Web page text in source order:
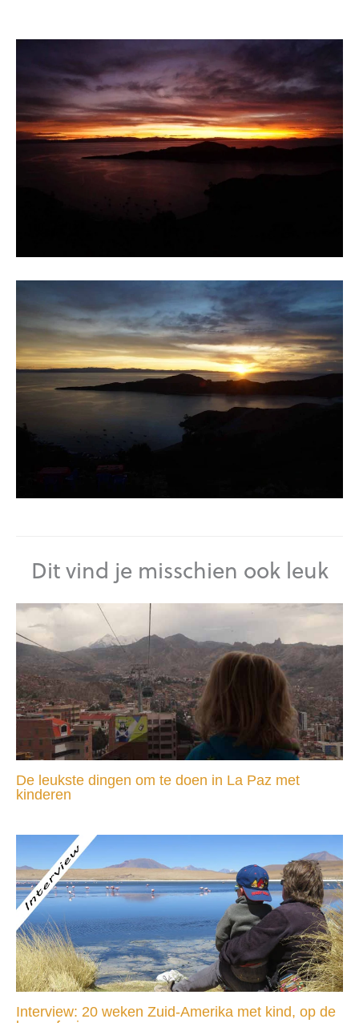
Dit vind je misschien ook leuk
De leukste dingen om te doen in La Paz met
kinderen
Interview: 20 weken Zuid-Amerika met kind, op de